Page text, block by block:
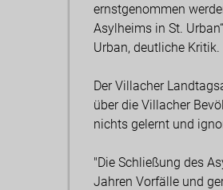
ernstgenommen
Asylheims in St.
Urban, deutliche Kritik.
Der Villacher
über die Villacher
nichts gelernt und
"Die Schließung des
Jahren Vorfälle und